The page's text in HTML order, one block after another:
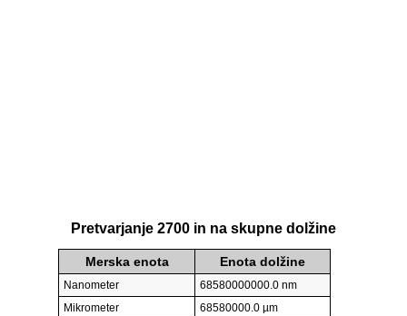
Pretvarjanje 2700 in na skupne dolžine
Merska enota Enota dolžine
Nanometer
68580000000.0 nm
Mikrometer
68580000.0 µm